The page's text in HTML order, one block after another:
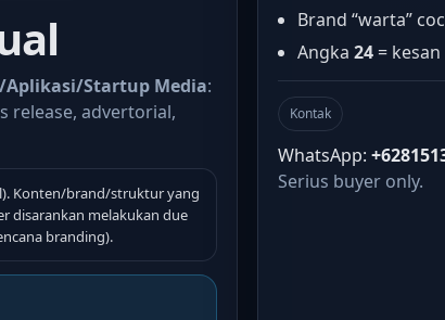
Aplikasi/Startup Media:
release, advertorial,
Konten/brand/struktur yang
disarankan melakukan due
branding).
Brand “warta”
Angka 24= kesan
Kontak
WhatsApp:
Serius buyer only.